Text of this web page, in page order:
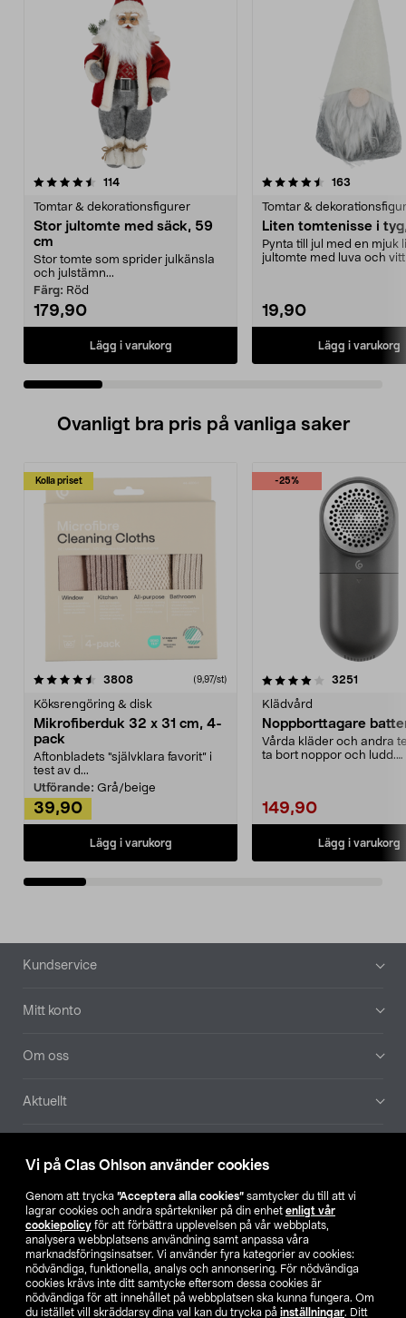
Vi på Clas Ohlson använder cookies
Genom att trycka ”Acceptera alla cookies” samtycker du till att vi
lagrar cookies och andra spårtekniker på din enhet enligt vår
cookiepolicy för att förbättra upplevelsen på vår webbplats,
analysera webbplatsens användning samt anpassa våra
marknadsföringsinsatser. Vi använder fyra kategorier av cookies:
nödvändiga, funktionella, analys och annonsering. För nödvändiga
cookies krävs inte ditt samtycke eftersom dessa cookies är
nödvändiga för att innehållet på webbplatsen ska kunna fungera. Om
du istället vill skräddarsy dina val kan du trycka på inställningar. Ditt
114recensioner
Tomtar & dekorationsfigurer
Stor jultomte med säck, 59
cm
Stor tomte som sprider julkänsla
och julstämn...
Färg: Röd
179,90
Lägg i varukorg
4.5 av 5 stjärnor 163
Tomtar &
Liten tomtenisse i
Pynta till jul med en mjuk
jultomte med luva och
19,90
Lägg i varukorg
4.5 av 5 stjärnor
Ovanligt bra pris på vanliga saker
Kolla priset
3808recensioner (9,97/st)
Köksrengöring & disk
Mikrofiberduk 32 x 31 cm, 4-
pack
Aftonbladets "självklara favorit” i
test av d...
Utförande: Grå/beige
39,90
Lägg i varukorg
-25%
4.0av 5 stjärnor 3251
Klädvård
Noppborttagare
Vårda kläder och andra
ta bort noppor och ludd.
149,90
Lägg i varukorg
4.5av 5 stjärnor
Sidfot
Kundservice
Mitt konto
Om oss
Aktuellt
Hitta butik
SE NO FI